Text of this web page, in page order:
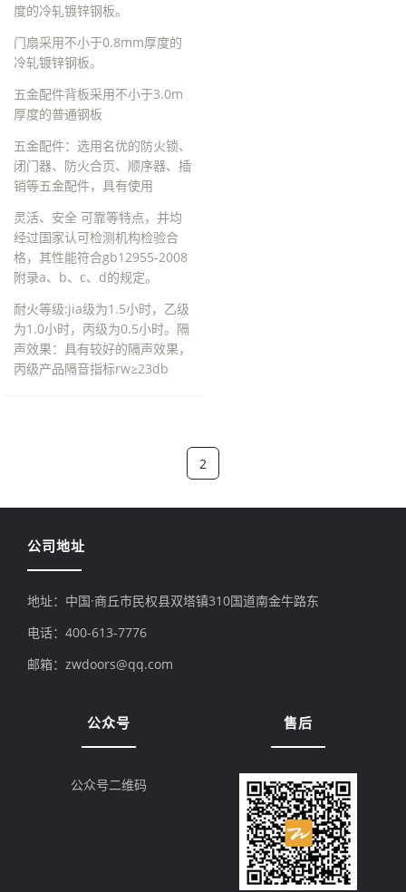
度的冷轧镀锌钢板。
门扇采用不小于0.8mm厚度的
冷轧镀锌钢板。
五金配件背板采用不小于3.0m
厚度的普通钢板
五金配件：选用名优的防火锁、
闭门器、防火合页、顺序器、插
销等五金配件，具有使用
灵活、安全 可靠等特点，并均
经过国家认可检测机构检验合
格，其性能符合gb12955-2008
附录a、b、c、d的规定。
耐火等级:jia级为1.5小时，乙级
为1.0小时，丙级为0.5小时。隔
声效果：具有较好的隔声效果，
丙级产品隔音指标rw≥23db
2
公司地址
地址：中国·商丘市民权县双塔镇310国道南金牛路东
电话：400-613-7776
邮箱： zwdoors@qq.com
公众号
公众号二维码
售后